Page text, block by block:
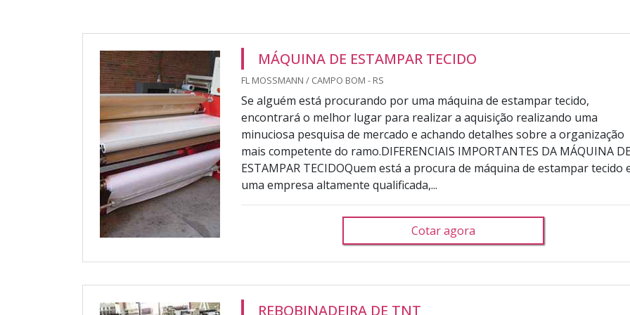
MÁQUINA DE ESTAMPAR TECIDO
FL MOSSMANN / CAMPO BOM - RS
Se alguém está procurando por uma máquina de estampar tecido,
encontrará o melhor lugar para realizar a aquisição realizando uma
minuciosa pesquisa de mercado e achando detalhes sobre a organização
mais competente do ramo.DIFERENCIAIS IMPORTANTES DA MÁQUINA
ESTAMPAR TECIDOQuem está a procura de máquina de estampar tecido
uma empresa altamente qualificada,...
Cotar agora
REBOBINADEIRA DE TNT